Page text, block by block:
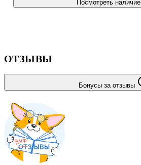
Посмотреть наличие
ОТЗЫВЫ
Бонусы за отзывы